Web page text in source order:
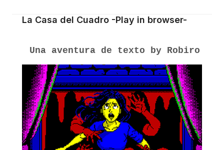
La Casa del Cuadro -Play in browser-
Una aventura de texto by Robiro